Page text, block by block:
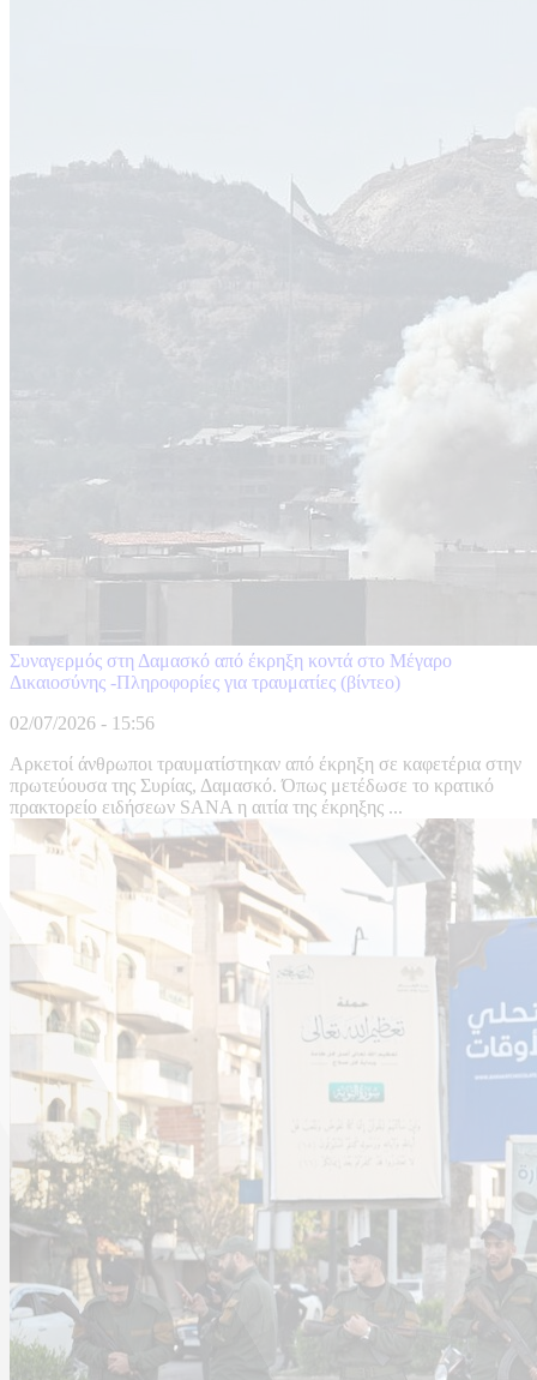
Συναγερμός στη Δαμασκό από έκρηξη κοντά στο Μέγαρο
Δικαιοσύνης -Πληροφορίες για τραυματίες (βίντεο)
02/07/2026 - 15:56
Αρκετοί άνθρωποι τραυματίστηκαν από έκρηξη σε καφετέρια στην
πρωτεύουσα της Συρίας, Δαμασκό. Όπως μετέδωσε το κρατικό
πρακτορείο ειδήσεων SANA η αιτία της έκρηξης ...